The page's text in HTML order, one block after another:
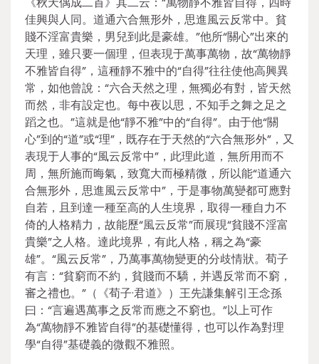
佳興與人同。道通六合無形外，思進風云反常中。貧
賤不淫富貴樂，男兒到此是豪雄。”他所“關心”出來的
天理，雖只要一個理，但表現于萬事萬物，故“萬物靜
不雅皆自得”，這種靜不雅中的“自得”往往使他高興異
常，如他曾說：“六合天然之理，無獨必有對，皆天然
而然，非有設定也。每中夜以思，不知手之舞之足之
蹈之也。”這就是他“靜不雅”中的“自得”。由于他“關
心”到的“道”或“理”，既存在于天然的“六合無形外”，又
表現于人事的“風云反常中”，此理此道，無所用而不
周，無所施而晦氣，致寬大而極精微，所以能“道通六
合無形外，思進風云反常中”，于是事物萬變都可應對
自若，且到達一種至高的人生境界，取得一種自力不
倚的人格精力，故能歷“風云反常”而展現“貧賤不淫富
貴樂”之人格。達此境界，有此人格，稱之為“豪
雄”。“風云反常”，乃萬事萬物變更的分歧情狀。荀子
有言：“貧窮而不約，貧賤而不驕，并遇反常而不窮，
審之禮也。”（《荀子·君道》）王先謙集解引王念孫
曰：“言遍遇萬事之反常而應之不窮也。”以上可作
為“萬物靜不雅皆自得”的基礎懂得，也可以作為對理
學“自得”基礎義的微觀不雅照。